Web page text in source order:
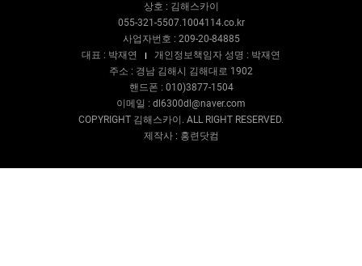
상호 : 김해스카이
055-321-5507.1004114.co.kr
사업자번호 : 209-20-84885
대표 : 박재연
개인정보책임자 성명 : 박재연
주소 : 경남 김해시 김해대로 1902
핸드폰 : 010)3877-1504
이메일 : dl6300dl@naver.com
COPYRIGHT 김해스카이. ALL RIGHT RESERVED.
제작사 : 홍련닷컴